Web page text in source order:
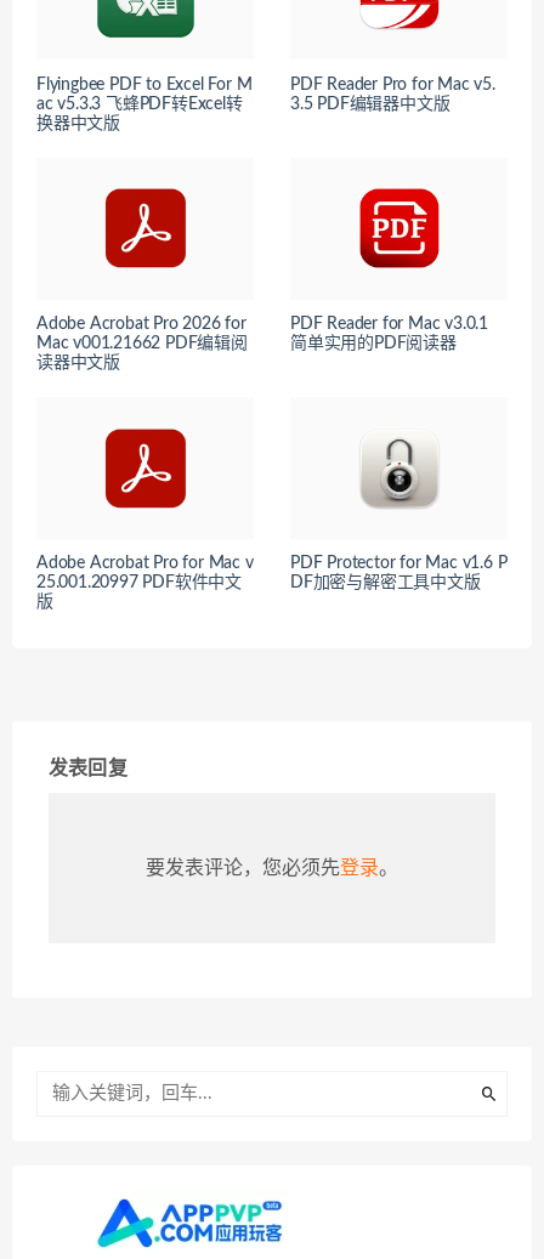
Flyingbee PDF to Excel For M
ac v5.3.3 飞蜂PDF转Excel转
换器中文版
PDF Reader Pro for Mac v5.
3.5 PDF编辑器中文版
Adob​​e Acrobat Pro 2026 for
Mac v001.21662 PDF编辑阅
读器中文版
PDF Reader for Mac v3.0.1
简单实用的PDF阅读器
Adob​​e Acrobat Pro for Mac v
25.001.20997 PDF软件中文
版
PDF Protector for Mac v1.6 P
DF加密与解密工具中文版
发表回复
要发表评论，您必须先登录。